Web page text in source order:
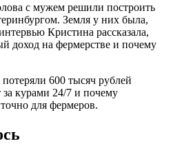
с мужем решили построить
Земля у них была,
Кристина рассказала,
доход на фермерстве и почему
600 тысяч рублей
за курами 24/7 и почему
для фермеров.